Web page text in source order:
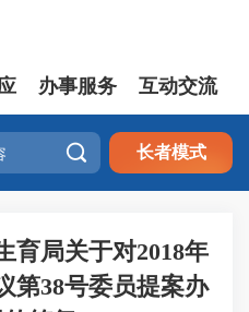
办事服务 互动交流
 长者模式
育局关于对2018年
第38号委员提案办